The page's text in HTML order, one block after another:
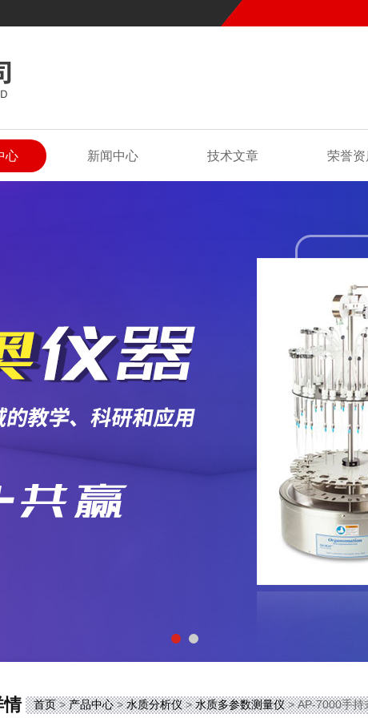
心 新闻中心 技术文章 荣誉资
情 首页>产品中心>水质分析仪>水质多参数测量仪> AP-7000手持